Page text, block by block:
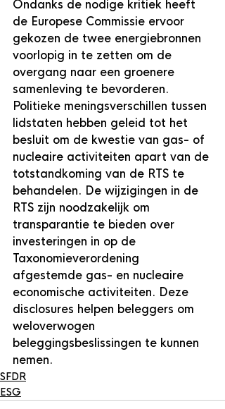
Ondanks de nodige kritiek heeft
de Europese Commissie ervoor
gekozen de twee energiebronnen
voorlopig in te zetten om de
overgang naar een groenere
samenleving te bevorderen.
Politieke meningsverschillen tussen
lidstaten hebben geleid tot het
besluit om de kwestie van gas- of
nucleaire activiteiten apart van de
totstandkoming van de RTS te
behandelen. De wijzigingen in de
RTS zijn noodzakelijk om
transparantie te bieden over
investeringen in op de
Taxonomieverordening
afgestemde gas- en nucleaire
economische activiteiten. Deze
disclosures helpen beleggers om
weloverwogen
beleggingsbeslissingen te kunnen
nemen.
SFDR
ESG